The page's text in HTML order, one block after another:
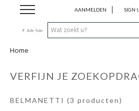
AANMELDEN SIGN
Home
Dames
Home
VERFIJN JE
BELMANETTI (3 producten)